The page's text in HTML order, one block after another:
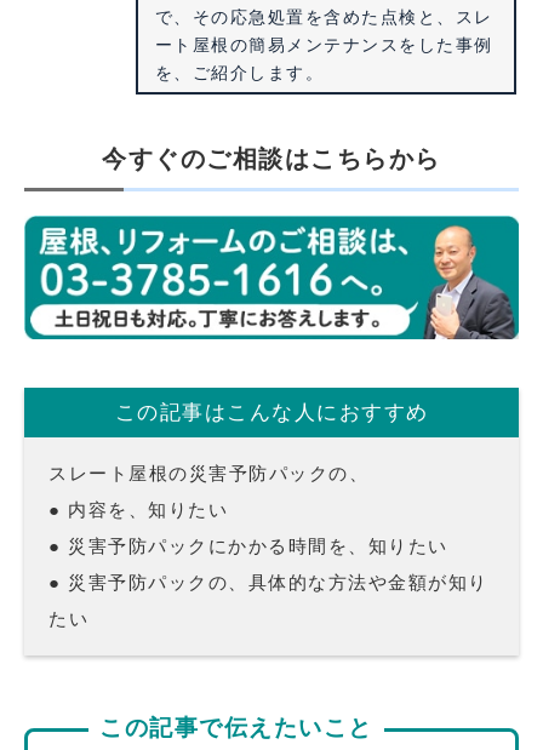
で、その応急処置を含めた点検と、スレ
ート屋根の簡易メンテナンスをした事例
を、ご紹介します。
今すぐのご相談はこちらから
この記事はこんな人におすすめ
スレート屋根の災害予防パックの、
● 内容を、知りたい
● 災害予防パックにかかる時間を、知りたい
● 災害予防パックの、具体的な方法や金額が知り
たい
この記事で伝えたいこと